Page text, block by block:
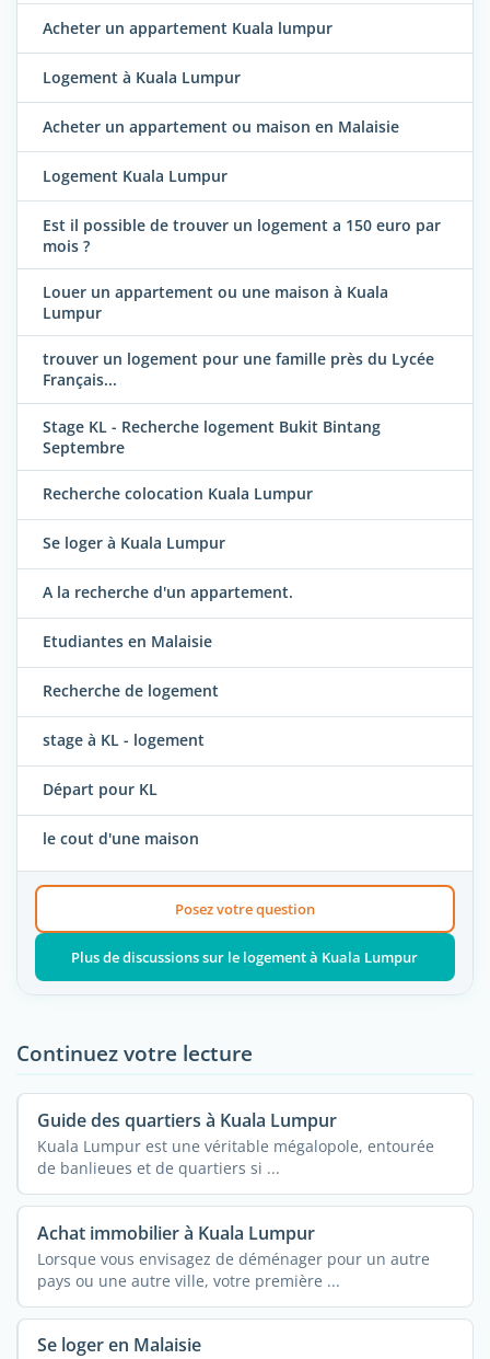
Acheter un appartement Kuala lumpur
Logement à Kuala Lumpur
Acheter un appartement ou maison en Malaisie
Logement Kuala Lumpur
Est il possible de trouver un logement a 150 euro par
mois ?
Louer un appartement ou une maison à Kuala
Lumpur
trouver un logement pour une famille près du Lycée
Français...
Stage KL - Recherche logement Bukit Bintang
Septembre
Recherche colocation Kuala Lumpur
Se loger à Kuala Lumpur
A la recherche d'un appartement.
Etudiantes en Malaisie
Recherche de logement
stage à KL - logement
Départ pour KL
le cout d'une maison
Posez votre question
Plus de discussions sur le logement à Kuala Lumpur
Continuez votre lecture
Guide des quartiers à Kuala Lumpur
Kuala Lumpur est une véritable mégalopole, entourée
de banlieues et de quartiers si ...
Achat immobilier à Kuala Lumpur
Lorsque vous envisagez de déménager pour un autre
pays ou une autre ville, votre première ...
Se loger en Malaisie